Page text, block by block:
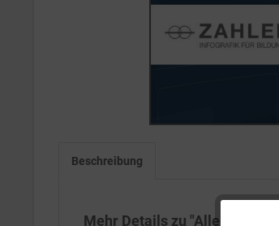
Beschreibung
Mehr Details zu "Alle 17